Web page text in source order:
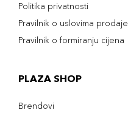
Politika privatnosti
Pravilnik o uslovima prodaje
Pravilnik o formiranju cijena
PLAZA SHOP
Brendovi